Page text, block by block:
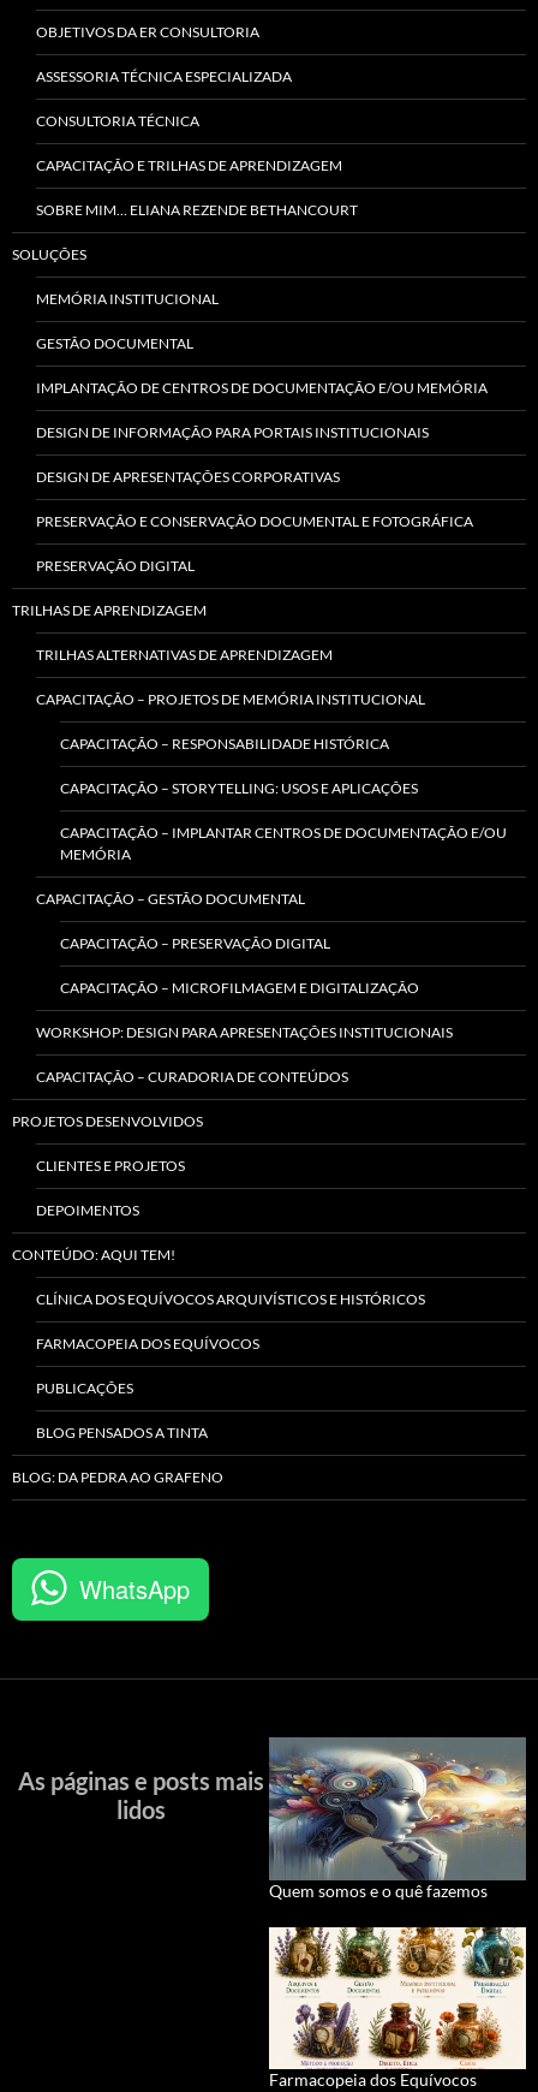
OBJETIVOS DA ER CONSULTORIA
ASSESSORIA TÉCNICA ESPECIALIZADA
CONSULTORIA TÉCNICA
CAPACITAÇÃO E TRILHAS DE APRENDIZAGEM
SOBRE MIM… ELIANA REZENDE BETHANCOURT
SOLUÇÕES
MEMÓRIA INSTITUCIONAL
GESTÃO DOCUMENTAL
IMPLANTAÇÃO DE CENTROS DE DOCUMENTAÇÃO E/OU MEMÓRIA
DESIGN DE INFORMAÇÃO PARA PORTAIS INSTITUCIONAIS
DESIGN DE APRESENTAÇÕES CORPORATIVAS
PRESERVAÇÃO E CONSERVAÇÃO DOCUMENTAL E FOTOGRÁFICA
PRESERVAÇÃO DIGITAL
TRILHAS DE APRENDIZAGEM
TRILHAS ALTERNATIVAS DE APRENDIZAGEM
CAPACITAÇÃO – PROJETOS DE MEMÓRIA INSTITUCIONAL
CAPACITAÇÃO – RESPONSABILIDADE HISTÓRICA
CAPACITAÇÃO – STORYTELLING: USOS E APLICAÇÕES
CAPACITAÇÃO – IMPLANTAR CENTROS DE DOCUMENTAÇÃO E/OU
MEMÓRIA
CAPACITAÇÃO – GESTÃO DOCUMENTAL
CAPACITAÇÃO – PRESERVAÇÃO DIGITAL
CAPACITAÇÃO – MICROFILMAGEM E DIGITALIZAÇÃO
WORKSHOP: DESIGN PARA APRESENTAÇÕES INSTITUCIONAIS
CAPACITAÇÃO – CURADORIA DE CONTEÚDOS
PROJETOS DESENVOLVIDOS
CLIENTES E PROJETOS
DEPOIMENTOS
CONTEÚDO: AQUI TEM!
CLÍNICA DOS EQUÍVOCOS ARQUIVÍSTICOS E HISTÓRICOS
FARMACOPEIA DOS EQUÍVOCOS
PUBLICAÇÕES
BLOG PENSADOS A TINTA
BLOG: DA PEDRA AO GRAFENO
WhatsApp
As páginas e posts mais
lidos
Quem somos e o quê fazemos
Farmacopeia dos Equívocos